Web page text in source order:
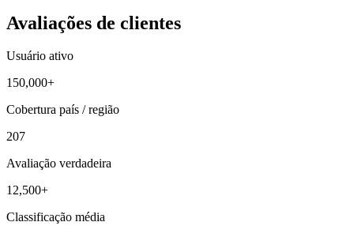
Avaliações de clientes
Usuário ativo
150,000+
Cobertura país / região
207
Avaliação verdadeira
12,500+
Classificação média